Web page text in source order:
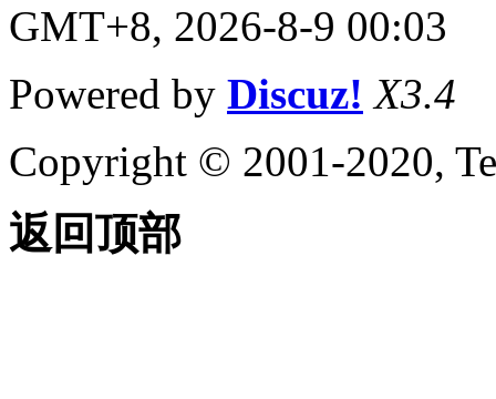
GMT+8, 2026-8-9 00:03
Powered by Discuz! X3.4
Copyright © 2001-2020,
返回顶部